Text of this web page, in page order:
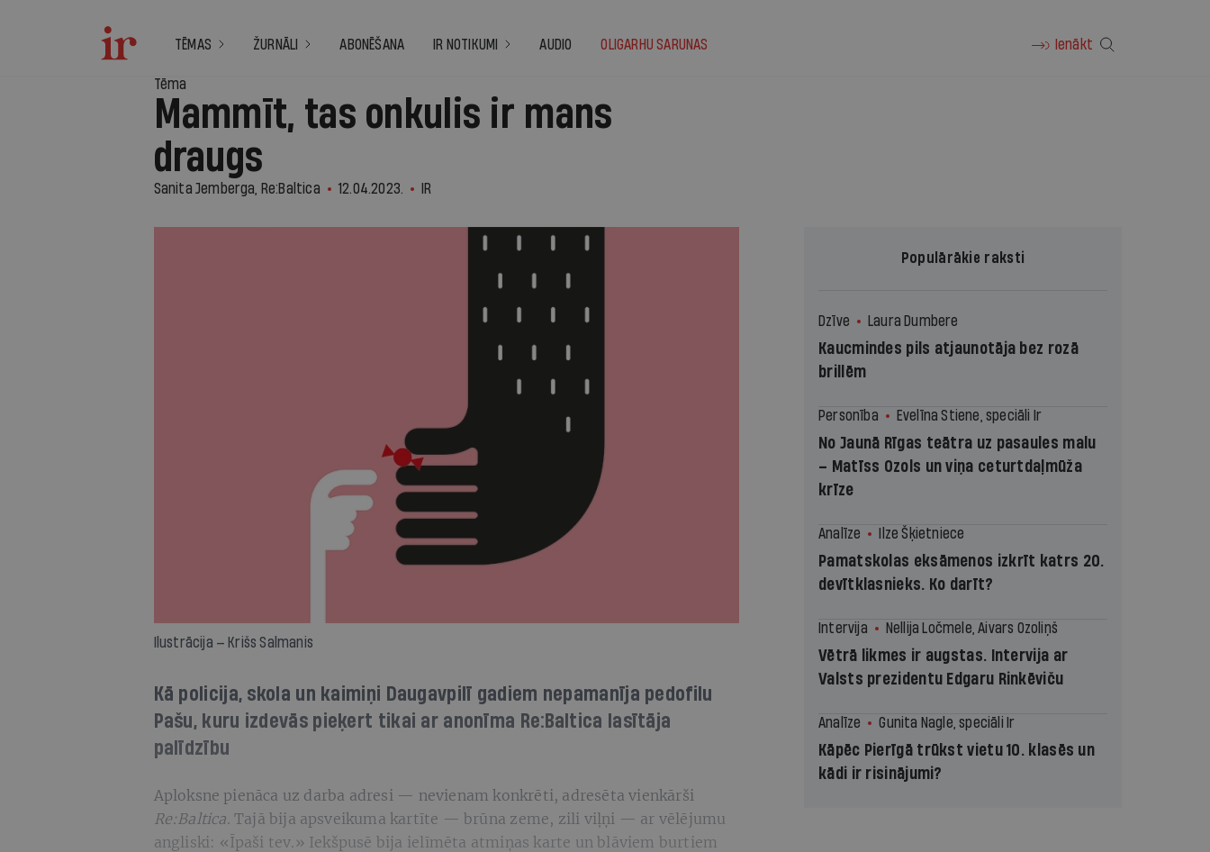
TĒMAS ŽURNĀLI ABONĒŠANA IR NOTIKUMI AUDIO OLIGARHU SARUNAS Ienākt
Tēma
Mammīt, tas onkulis ir mans
draugs
Sanita Jemberga, Re:Baltica 12.04.2023. IR
Ilustrācija — Krišs Salmanis
Kā policija, skola un kaimiņi Daugavpilī gadiem nepamanīja pedofilu
Pašu, kuru izdevās pieķert tikai ar anonīma Re:Baltica lasītāja
palīdzību
Aploksne pienāca uz darba adresi — nevienam konkrēti, adresēta vienkārši
Re:Baltica. Tajā bija apsveikuma kartīte — brūna zeme, zili viļņi — ar vēlējumu
angliski: «Īpaši tev.» Iekšpusē bija ielīmēta atmiņas karte un blāviem burtiem
Populārākie raksti
Dzīve Laura Dumbere
Kaucmindes pils atjaunotāja bez rozā
brillēm
Personība Evelīna Stiene, speciāli Ir
No Jaunā Rīgas teātra uz pasaules malu
– Matīss Ozols un viņa ceturtdaļmūža
krīze
Analīze Ilze Šķietniece
Pamatskolas eksāmenos izkrīt katrs 20.
devītklasnieks. Ko darīt?
Intervija Nellija Ločmele, Aivars Ozoliņš
Vētrā likmes ir augstas. Intervija ar
Valsts prezidentu Edgaru Rinkēviču
Analīze Gunita Nagle, speciāli Ir
Kāpēc Pierīgā trūkst vietu 10. klasēs un
kādi ir risinājumi?